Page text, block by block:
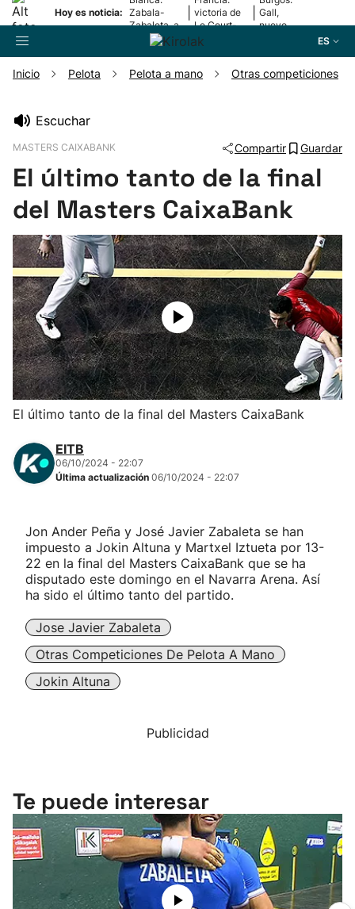
Hoy es noticia: Zabala-
Zabaleta, a
la final
victoria de
Le Court-
Pienaar
Gall,
nuevo
ES
Pelota
Remo
Baloncesto
Ciclismo
Herri-kirolak
Balonmano
Kirolak 360
Carreras de montaña
Más deportes
"Helmuga"
Inicio Pelota Pelota a mano Otras competiciones
Escuchar
MASTERS CAIXABANK Compartir Guardar
El último tanto de la final
del Masters CaixaBank
El último tanto de la final del Masters CaixaBank
EITB
06/10/2024 - 22:07
Última actualización 06/10/2024 - 22:07
Jon Ander Peña y José Javier Zabaleta se han
impuesto a Jokin Altuna y Martxel Iztueta por 13-
22 en la final del Masters CaixaBank que se ha
disputado este domingo en el Navarra Arena. Así
ha sido el último tanto del partido.
Jose Javier Zabaleta
Otras Competiciones De Pelota A Mano
Jokin Altuna
Publicidad
Te puede interesar